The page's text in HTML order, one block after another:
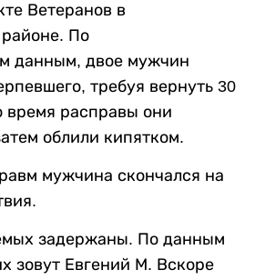
Ветеранов в
По
данным, двое мужчин
требуя вернуть 30
время расправы они
облили кипятком.
мужчина скончался на
задержаны. По данным
зовут Евгений М. Вскоре